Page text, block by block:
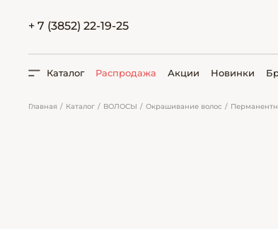
+ 7 (3852) 22-19-25
Каталог Распродажа Акции Новинки
Главная Каталог ВОЛОСЫ Окрашивание волос